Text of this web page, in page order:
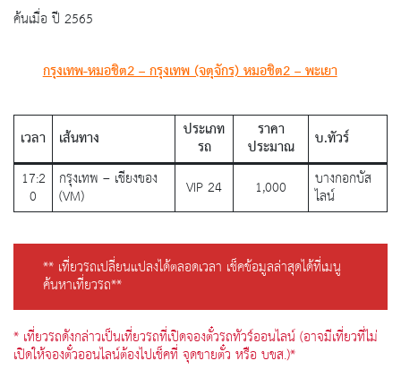
ค้นเมื่อ ปี 2565
กรุงเทพ-หมอชิต2 – กรุงเทพ (จตุจักร) หมอชิต2 – พะเยา
เวลา เส้นทาง ประเภท
รถ
ราคา
ประมาณ บ.ทัวร์
17:2
0
กรุงเทพ – เชียงของ
(VM) VIP 24 1,000 บางกอกบัส
ไลน์
** เที่ยวรถเปลี่ยนแปลงได้ตลอดเวลา เช็คข้อมูลล่าสุดได้ที่เมนู
ค้นหาเที่ยวรถ**
* เที่ยวรถดังกล่าวเป็นเที่ยวรถที่เปิดจองตั๋วรถทัวร์ออนไลน์ (อาจมีเที่ยวที่ไม่
เปิดให้จองตั๋วออนไลน์ต้องไปเช็คที่ จุดขายตั๋ว หรือ บขส.)*